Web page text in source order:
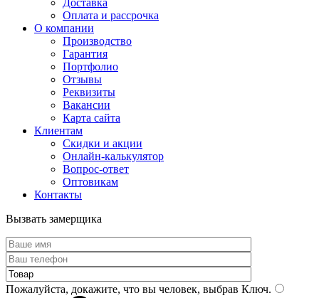
Доставка
Оплата и рассрочка
О компании
Производство
Гарантия
Портфолио
Отзывы
Реквизиты
Вакансии
Карта сайта
Клиентам
Скидки и акции
Онлайн-калькулятор
Вопрос-ответ
Оптовикам
Контакты
Вызвать замерщика
Пожалуйста, докажите, что вы человек, выбрав Ключ.